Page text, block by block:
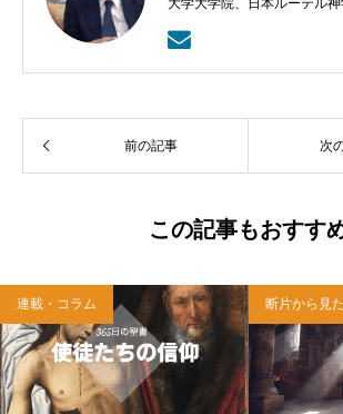
ティー・ルーテル神学校卒業
ル教会牧師として、京都賀茂
武蔵野教会を牧会。その後
前の記事
次
この記事もおすす
連載・コラム 断片から見